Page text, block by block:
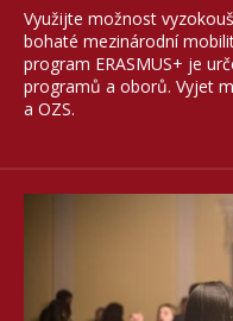
Využijte možnost
bohaté mezinárodní
program ERASMUS+ je
programů a oborů. Vyjet
a OZS.